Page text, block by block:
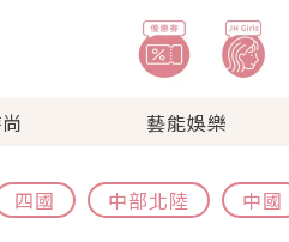
藝能娛樂
四國 中部北陸 中國